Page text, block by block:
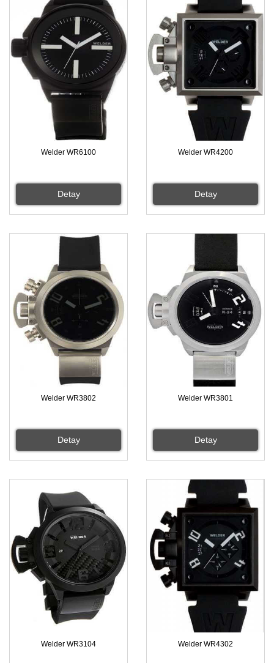
Welder WR6100
Detay
Welder WR4200
Detay
Welder WR3802
Detay
Welder WR3801
Detay
Welder WR3104 Welder WR4302